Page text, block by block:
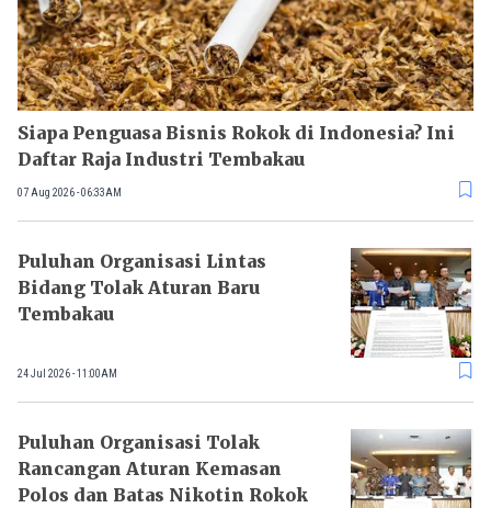
Siapa Penguasa Bisnis Rokok di Indonesia? Ini
Daftar Raja Industri Tembakau
07 Aug 2026 - 06:33AM
Puluhan Organisasi Lintas
Bidang Tolak Aturan Baru
Tembakau
24 Jul 2026 - 11:00AM
Puluhan Organisasi Tolak
Rancangan Aturan Kemasan
Polos dan Batas Nikotin Rokok